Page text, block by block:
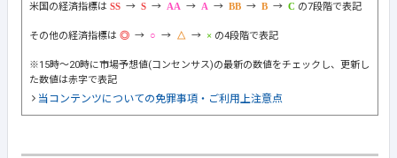
米国の経済指標は → → → → → → の7段階で表記
その他の経済指標は → → → の4段階で表記
※15時～20時に市場予想値(コンセンサス)の最新の数値をチェックし、更新し
た数値は赤字で表記
当コンテンツについての免罪事項・ご利用上注意点